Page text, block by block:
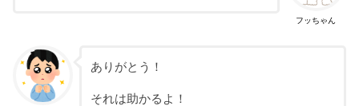
フッちゃん
ありがとう！
それは助かるよ！